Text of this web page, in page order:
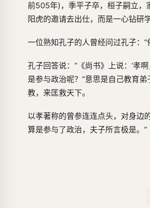
前505年)，季平子卒，桓子嗣立，
阳虎的邀请去出仕，而是一心钻研
一位熟知孔子的人曾经问过孔子：
孔子回答说：“《尚书》上说：‘孝
是参与政治呢？”意思是自己教育
教，来匡救天下。
以孝著称的曾参连连点头，对身边
算是参与了政治，夫子所言极是。”